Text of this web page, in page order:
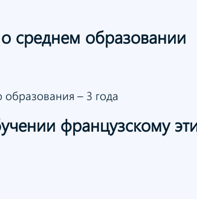
о среднем образовании
– 3 года
французскому